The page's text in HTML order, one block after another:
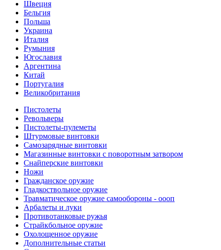
Швеция
Бельгия
Польша
Украина
Италия
Румыния
Югославия
Аргентина
Китай
Португалия
Великобритания
Пистолеты
Револьверы
Пистолеты-пулеметы
Штурмовые винтовки
Самозарядные винтовки
Магазинные винтовки с поворотным затвором
Снайперские винтовки
Ножи
Гражданское оружие
Гладкоствольное оружие
Травматическое оружие самообороны - оооп
Арбалеты и луки
Противотанковые ружья
Страйкбольное оружие
Охолощенное оружие
Дополнительные статьи